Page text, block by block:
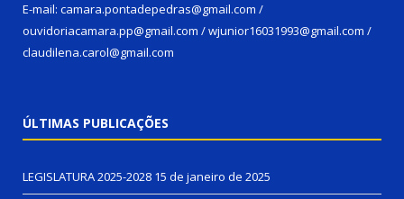
E-mail: camara.pontadepedras@gmail.com /
ouvidoriacamara.pp@gmail.com / wjunior16031993@gmail.com /
claudilena.carol@gmail.com
ÚLTIMAS PUBLICAÇÕES
LEGISLATURA 2025-2028 15 de janeiro de 2025